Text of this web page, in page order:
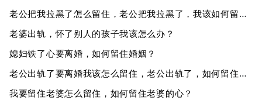
老公把我拉黑了怎么留住，老公把我拉黑了，我该如何留住他的心？
老婆出轨，怀了别人的孩子我该怎么办？
媳妇铁了心要离婚，如何留住婚姻？
老公出轨了要离婚我该怎么留住，老公出轨了，如何留住婚姻？
我要留住老婆怎么留住，如何留住老婆的心？